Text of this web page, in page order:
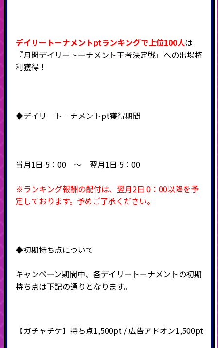
デイリートーナメントptランキングで上位100人は
『月間デイリートーナメント王者決定戦』への出場権
利獲得！
◆デイリートーナメントpt獲得期間
当月1日 5：00 ～ 翌月1日 5：00
※ランキング報酬の配付は、翌月2日 0：00以降を予
定しております。予めご了承ください。
◆初期持ち点について
キャンペーン期間中、各デイリートーナメントの初期
持ち点は下記の通りとなります。
【ガチャチケ】持ち点1,500pt / 広告アドオン1,500pt